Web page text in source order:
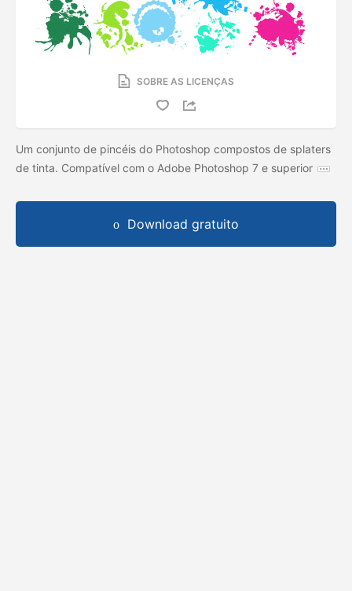
SOBRE AS LICENÇAS
Um conjunto de pincéis do Photoshop compostos de splaters
de tinta. Compatível com o Adobe Photoshop 7 e superior
Download gratuito